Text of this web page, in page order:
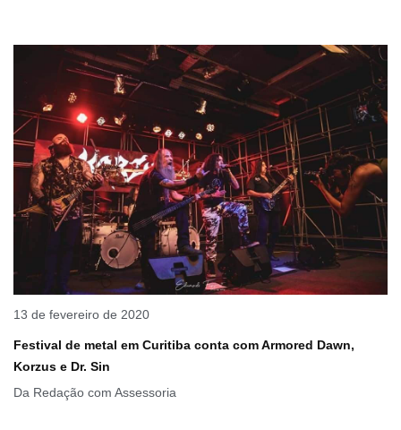
13 de fevereiro de 2020
Festival de metal em Curitiba conta com Armored Dawn,
Korzus e Dr. Sin
Da Redação com Assessoria